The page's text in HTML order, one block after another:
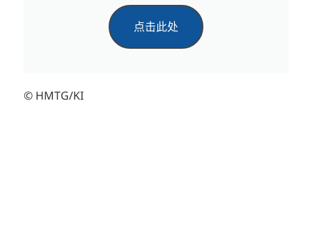
点击此处
© HMTG/KI